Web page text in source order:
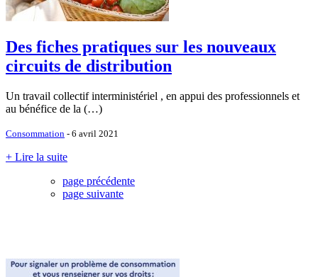
Des fiches pratiques sur les nouveaux
circuits de distribution
Un travail collectif interministériel , en appui des professionnels et
au bénéfice de la (…)
Consommation - 6 avril 2021
+ Lire la suite
page précédente
page suivante